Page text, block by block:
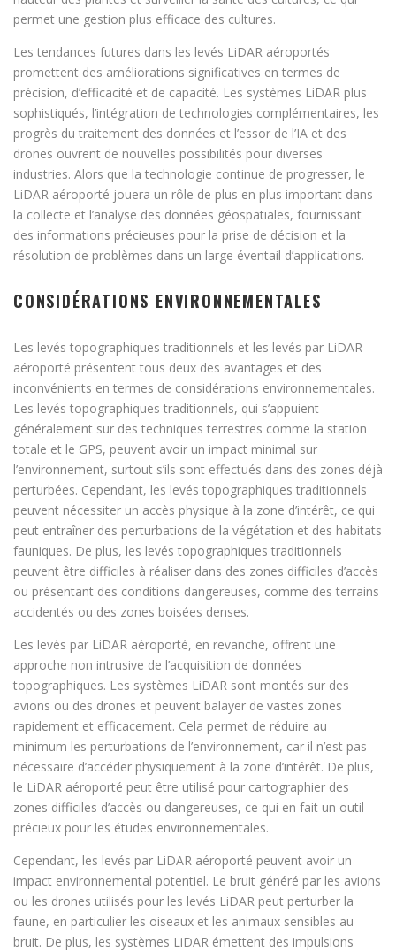
permet une gestion plus efficace des cultures.
Les tendances futures dans les levés LiDAR aéroportés
promettent des améliorations significatives en termes de
précision, d’efficacité et de capacité. Les systèmes LiDAR plus
sophistiqués, l’intégration de technologies complémentaires, les
progrès du traitement des données et l’essor de l’IA et des
drones ouvrent de nouvelles possibilités pour diverses
industries. Alors que la technologie continue de progresser, le
LiDAR aéroporté jouera un rôle de plus en plus important dans
la collecte et l’analyse des données géospatiales, fournissant
des informations précieuses pour la prise de décision et la
résolution de problèmes dans un large éventail d’applications.
CONSIDÉRATIONS ENVIRONNEMENTALES
Les levés topographiques traditionnels et les levés par LiDAR
aéroporté présentent tous deux des avantages et des
inconvénients en termes de considérations environnementales.
Les levés topographiques traditionnels, qui s’appuient
généralement sur des techniques terrestres comme la station
totale et le GPS, peuvent avoir un impact minimal sur
l’environnement, surtout s’ils sont effectués dans des zones déjà
perturbées. Cependant, les levés topographiques traditionnels
peuvent nécessiter un accès physique à la zone d’intérêt, ce qui
peut entraîner des perturbations de la végétation et des habitats
fauniques. De plus, les levés topographiques traditionnels
peuvent être difficiles à réaliser dans des zones difficiles d’accès
ou présentant des conditions dangereuses, comme des terrains
accidentés ou des zones boisées denses.
Les levés par LiDAR aéroporté, en revanche, offrent une
approche non intrusive de l’acquisition de données
topographiques. Les systèmes LiDAR sont montés sur des
avions ou des drones et peuvent balayer de vastes zones
rapidement et efficacement. Cela permet de réduire au
minimum les perturbations de l’environnement, car il n’est pas
nécessaire d’accéder physiquement à la zone d’intérêt. De plus,
le LiDAR aéroporté peut être utilisé pour cartographier des
zones difficiles d’accès ou dangereuses, ce qui en fait un outil
précieux pour les études environnementales.
Cependant, les levés par LiDAR aéroporté peuvent avoir un
impact environnemental potentiel. Le bruit généré par les avions
ou les drones utilisés pour les levés LiDAR peut perturber la
faune, en particulier les oiseaux et les animaux sensibles au
bruit. De plus, les systèmes LiDAR émettent des impulsions